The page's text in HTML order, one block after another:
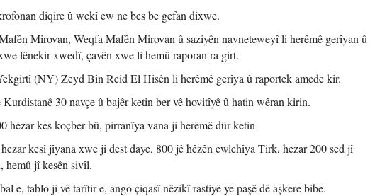
diqire û wekî ew ne bes be gefan dixwe.
Mirovan, Weqfa Mafên Mirovan û saziyên navneteweyî li herêmê gerîyan û
lênekir xwedî, çavên xwe li hemû raporan ra girt.
(NY) Zeyd Bin Reid El Hisên li herêmê gerîya û raportek amede kir.
30 navçe û bajêr ketin ber vê hovitîyê û hatin wêran kirin.
hezar kes koçber bû, pirranîya vana ji herêmê dûr ketin
kesî jîyana xwe ji dest daye, 800 jê hêzên ewlehîya Tirk, hezar 200 sed jî
hemû jî kesên sivîl.
e, tablo ji vê tarîtir e, ango çiqasî nêzikî rastiyê ye paşê dê aşkere bibe.